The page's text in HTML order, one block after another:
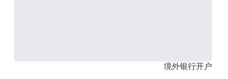
境外银行开户